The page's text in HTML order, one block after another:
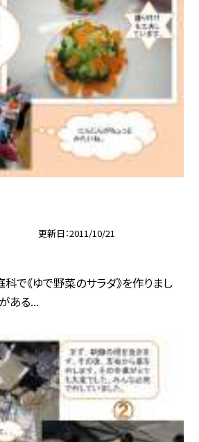
更新日 2011/10/21
で《ゆで野菜のサラダ》を作りまし
ある...